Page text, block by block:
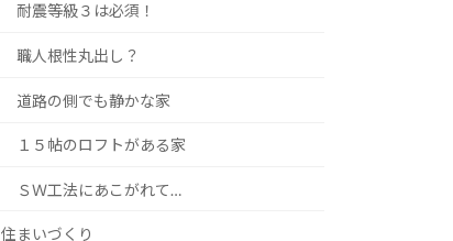
耐震等級３は必須！
職人根性丸出し？
道路の側でも静かな家
１５帖のロフトがある家
ＳＷ工法にあこがれて…
住まいづくり